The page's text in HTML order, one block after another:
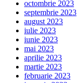
octombrie 2023
septembrie 2023
august 2023
iulie 2023
iunie 2023
mai 2023
aprilie 2023
martie 2023
februarie 2023